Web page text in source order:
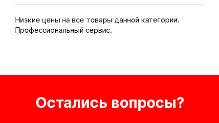
Низкие цены на все товары данной категории.
Профессиональный сервис.
Остались вопросы?